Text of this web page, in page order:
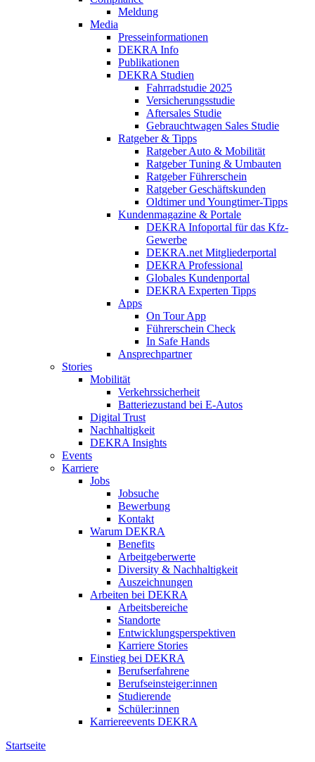
Meldung
Media
Presseinformationen
DEKRA Info
Publikationen
DEKRA Studien
Fahrradstudie 2025
Versicherungsstudie
Aftersales Studie
Gebrauchtwagen Sales Studie
Ratgeber & Tipps
Ratgeber Auto & Mobilität
Ratgeber Tuning & Umbauten
Ratgeber Führerschein
Ratgeber Geschäftskunden
Oldtimer und Youngtimer-Tipps
Kundenmagazine & Portale
DEKRA Infoportal für das Kfz-
Gewerbe
DEKRA.net Mitgliederportal
DEKRA Professional
Globales Kundenportal
DEKRA Experten Tipps
Apps
On Tour App
Führerschein Check
In Safe Hands
Ansprechpartner
Stories
Mobilität
Verkehrssicherheit
Batteriezustand bei E-Autos
Digital Trust
Nachhaltigkeit
DEKRA Insights
Events
Karriere
Jobs
Jobsuche
Bewerbung
Kontakt
Warum DEKRA
Benefits
Arbeitgeberwerte
Diversity & Nachhaltigkeit
Auszeichnungen
Arbeiten bei DEKRA
Arbeitsbereiche
Standorte
Entwicklungsperspektiven
Karriere Stories
Einstieg bei DEKRA
Berufserfahrene
Berufseinsteiger:innen
Studierende
Schüler:innen
Karriereevents DEKRA
Startseite